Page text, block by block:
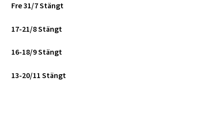
Fre 31/7 Stängt
17-21/8 Stängt
16-18/9 Stängt
13-20/11 Stängt